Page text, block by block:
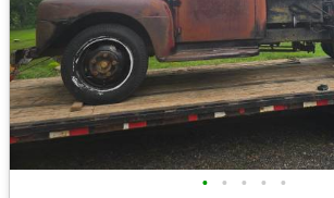
• • • • •